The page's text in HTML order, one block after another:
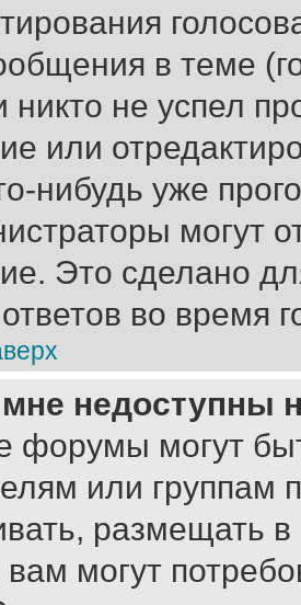
в теме
не успел
или
нибудь уже
могут
Это сделано
во время
недоступны
форумы могут
или группам
размещать
могут